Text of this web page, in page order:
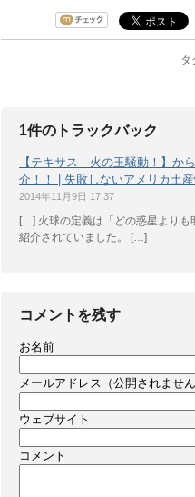
タ
1件のトラックバック
【テキサス 火の玉騒動！】か
介！！ | 失敗しないアメリカ土
2014年11月9日 17:37
[…] 火球の定義は「どの惑星よりも
紹介されていました。 […]
コメントを残す
お名前
メールアドレス（公開されませ
ウェブサイト
コメント